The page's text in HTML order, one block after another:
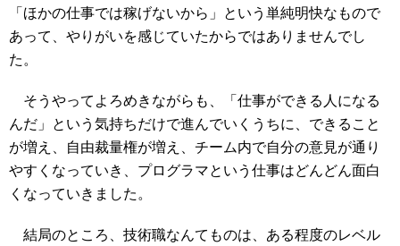
「ほかの仕事では稼げないから」という単純明快なもので
あって、やりがいを感じていたからではありませんでし
た。
そうやってよろめきながらも、「仕事ができる人になる
んだ」という気持ちだけで進んでいくうちに、できること
が増え、自由裁量権が増え、チーム内で自分の意見が通り
やすくなっていき、プログラマという仕事はどんどん面白
くなっていきました。
結局のところ、技術職なんてものは、ある程度のレベル